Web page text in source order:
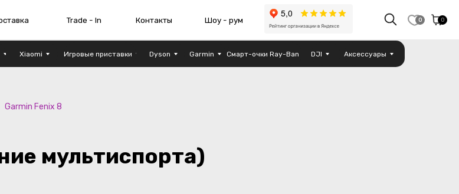
Trade - In Контакты Шоу - рум 0
Аксессуары
DJI
Garmin
Dyson
Игровые приставки
Xiaomi Смарт-очки Ray-Ban
Garmin Fenix 8